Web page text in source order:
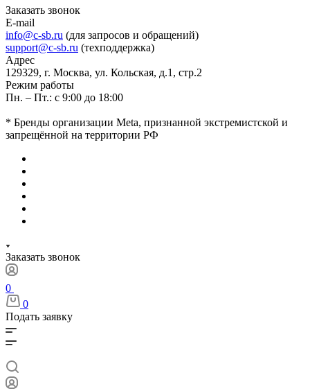
Заказать звонок
E-mail
info@c-sb.ru (для запросов и обращений)
support@c-sb.ru (техподдержка)
Адрес
129329, г. Москва, ул. Кольская, д.1, стр.2
Режим работы
Пн. – Пт.: с 9:00 до 18:00
* Бренды организации Meta, признанной экстремистской и
запрещённой на территории РФ
Заказать звонок
0
0
Подать заявку